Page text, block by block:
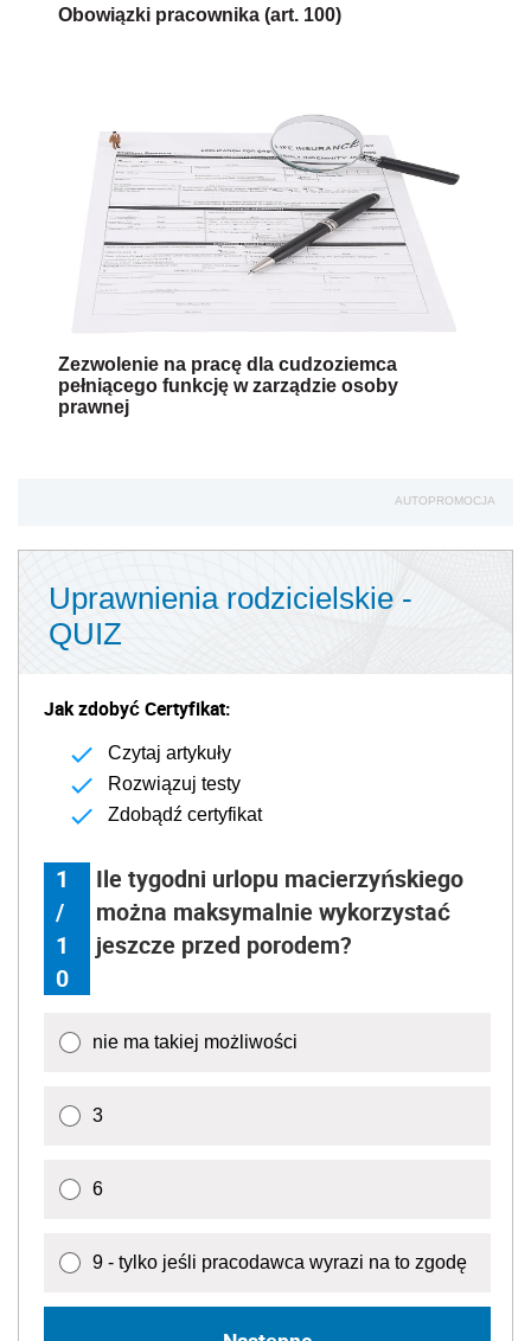
Obowiązki pracownika (art. 100)
Zezwolenie na pracę dla cudzoziemca
pełniącego funkcję w zarządzie osoby
prawnej
AUTOPROMOCJA
Uprawnienia rodzicielskie -
QUIZ
Jak zdobyć Certyfikat:
Czytaj artykuły
Rozwiązuj testy
Zdobądź certyfikat
1
/
1
0
Ile tygodni urlopu macierzyńskiego
można maksymalnie wykorzystać
jeszcze przed porodem?
nie ma takiej możliwości
3
6
9 - tylko jeśli pracodawca wyrazi na to zgodę